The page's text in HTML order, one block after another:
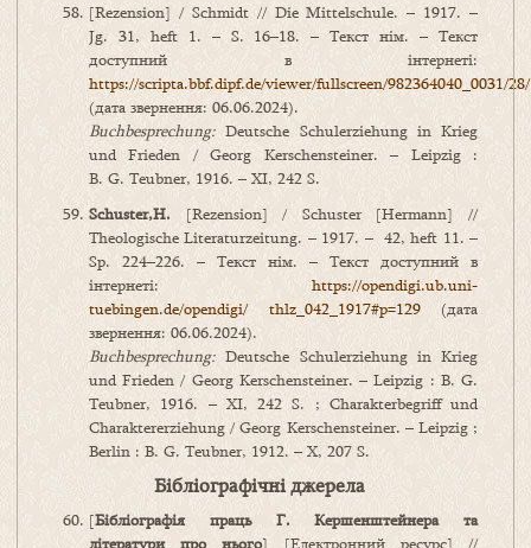
[Rezension] / Schmidt // Die Mittelschule. – 1917. –
Jg. 31, heft 1. – S. 16–18. – Текст нім. – Текст
доступний в інтернеті:
https://scripta.bbf.dipf.de/viewer/fullscreen/982364040_0031/28/
(дата звернення: 06.06.2024).
Buchbesprechung: Deutsche Schulerziehung in Krieg
und Frieden / Georg Kerschensteiner. – Leipzig :
B. G. Teubner, 1916. – XI, 242 S.
Schuster,H. [Rezension] / Schuster [Hermann] //
Theologische Literaturzeitung. – 1917. – 42, heft 11. –
Sp. 224–226. – Текст нім. – Текст доступний в
інтернеті: https://opendigi.ub.uni-
tuebingen.de/opendigi/ thlz_042_1917#p=129(дата
звернення: 06.06.2024).
Buchbesprechung: Deutsche Schulerziehung in Krieg
und Frieden / Georg Kerschensteiner. – Leipzig : B. G.
Teubner, 1916. – XI, 242 S. ; Charakterbegriff und
Charaktererziehung / Georg Kerschensteiner. – Leipzig ;
Berlin : B. G. Teubner, 1912. – X, 207 S.
Бібліографічні джерела
[Бібліографія праць Г. Кершенштейнера та
літератури про нього] [Електронний ресурс] //